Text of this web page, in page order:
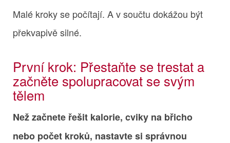
Malé kroky se počítají. A v součtu dokážou být
překvapivě silné.
První krok: Přestaňte se trestat a
začněte spolupracovat se svým
tělem
Než začnete řešit kalorie, cviky na břicho
nebo počet kroků, nastavte si správnou